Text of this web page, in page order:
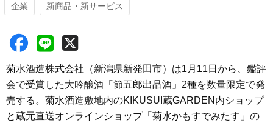
企業 新商品・新サービス
菊水酒造株式会社（新潟県新発田市）は1月11日から、鑑評
会で受賞した大吟醸酒「節五郎出品酒」2種を数量限定で発
売する。菊水酒造敷地内のKIKUSUI蔵GARDEN内ショップ
と蔵元直送オンラインショップ「菊水かもすでみたす」の